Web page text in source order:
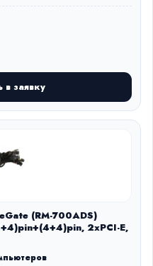
в заявку
(RM-700ADS)
2xPCI-E,